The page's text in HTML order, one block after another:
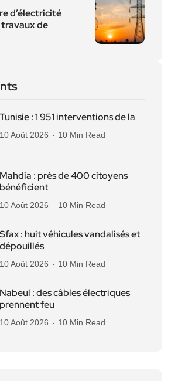
d’électricité
de
Tunisie : 1 951 interventions de la
10 Août 2026 10 Min Read
Mahdia : près de 400 citoyens
bénéficient
10 Août 2026 10 Min Read
Sfax : huit véhicules vandalisés et
dépouillés
10 Août 2026 10 Min Read
Nabeul : des câbles électriques
prennent feu
10 Août 2026 10 Min Read